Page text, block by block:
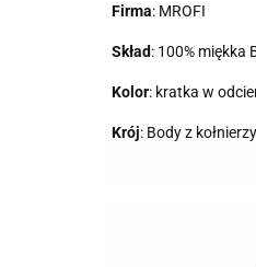
Firma: MROFI
Skład: 100% miękka
Kolor: kratka w
Krój: Body z